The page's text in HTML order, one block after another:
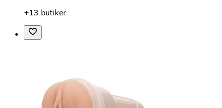
+13 butiker